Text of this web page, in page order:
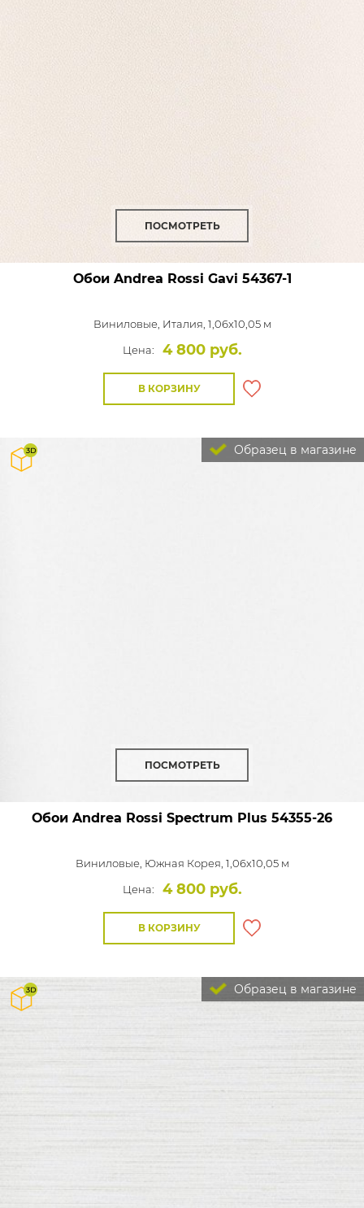
ПОСМОТРЕТЬ
Обои Andrea Rossi Gavi 54367-1
Виниловые, Италия, 1,06x10,05 м
Цена:
4 800 руб.
В КОРЗИНУ
Образец в магазине
ПОСМОТРЕТЬ
Обои Andrea Rossi Spectrum Plus 54355-26
Виниловые, Южная Корея, 1,06x10,05 м
Цена:
4 800 руб.
В КОРЗИНУ
Образец в магазине